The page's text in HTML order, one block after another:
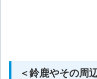
＜鈴鹿やその周